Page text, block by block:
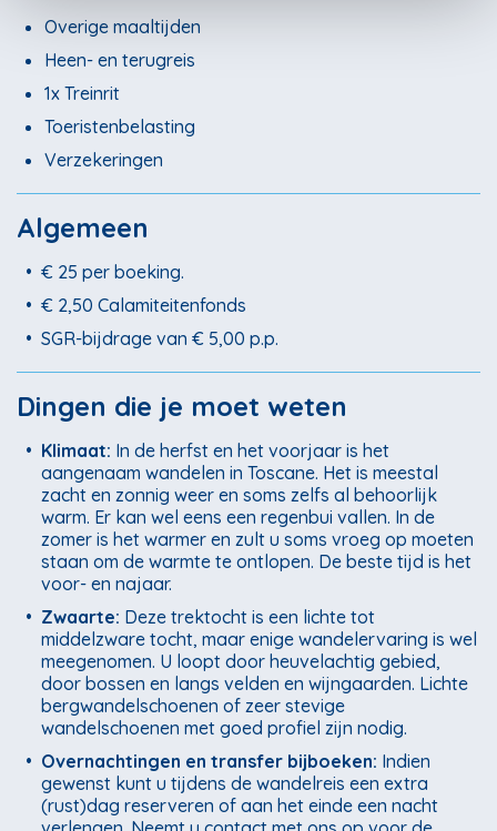
Overige maaltijden
Heen- en terugreis
1x Treinrit
Toeristenbelasting
Verzekeringen
Algemeen
• € 25 per boeking.
• € 2,50 Calamiteitenfonds
• SGR-bijdrage van € 5,00 p.p.
Dingen die je moet weten
• Klimaat: In de herfst en het voorjaar is het
aangenaam wandelen in Toscane. Het is meestal
zacht en zonnig weer en soms zelfs al behoorlijk
warm. Er kan wel eens een regenbui vallen. In de
zomer is het warmer en zult u soms vroeg op moeten
staan om de warmte te ontlopen. De beste tijd is het
voor- en najaar.
• Zwaarte: Deze trektocht is een lichte tot
middelzware tocht, maar enige wandelervaring is wel
meegenomen. U loopt door heuvelachtig gebied,
door bossen en langs velden en wijngaarden. Lichte
bergwandelschoenen of zeer stevige
wandelschoenen met goed profiel zijn nodig.
• Overnachtingen en transfer bijboeken: Indien
gewenst kunt u tijdens de wandelreis een extra
(rust)dag reserveren of aan het einde een nacht